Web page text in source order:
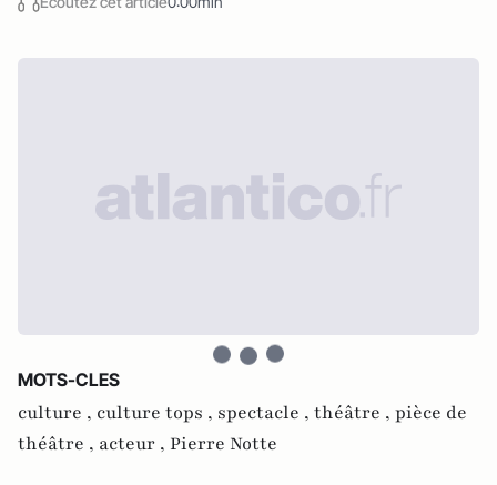
MOTS-CLES
culture , culture tops , spectacle , théâtre , pièce de
théâtre , acteur , Pierre Notte